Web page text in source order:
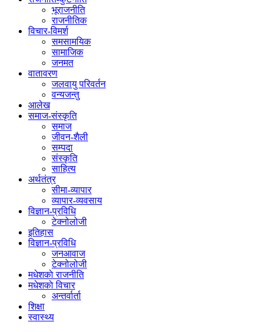
भूराजनीति
राजनीतिक
विचार-विमर्श
समसामयिक
सामाजिक
जनमत
वातावरण
जलवायु परिवर्तन
वन्यजन्तु
आलेख
समाज-संस्कृति
समाज
जीवन-शैली
सम्पदा
संस्कृति
साहित्य
अर्थतंत्र
सीमा-व्यापार
व्यापार-व्यवसाय
विज्ञान-प्रविधि
टेक्नोलोजी
इतिहास
विज्ञान-प्रविधि
जनआवाज
टेक्नोलोजी
मधेशकाे राजनीति
मधेशकाे विचार
अन्तर्वार्ता
शिक्षा
स्वास्थ्य